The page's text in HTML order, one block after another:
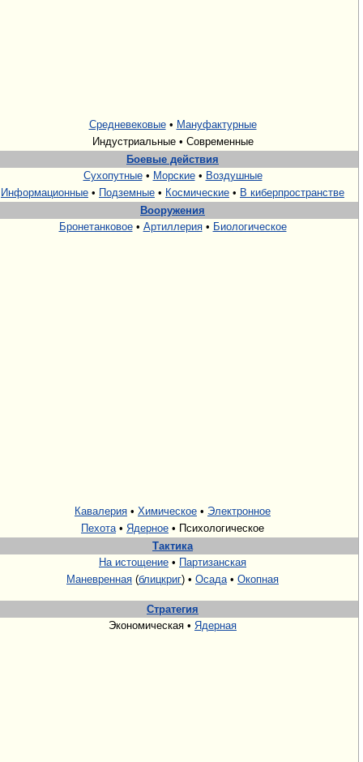
Средневековые• Мануфактурные
Индустриальные • Современные
Боевые действия
Сухопутные• Морские• Воздушные
Информационные • Подземные • Космические • В киберпространстве
Вооружения
Бронетанковое• Артиллерия• Биологическое
Кавалерия • Химическое • Электронное
Пехота• Ядерное • Психологическое
Тактика
На истощение •
Партизанская
Маневренная (блицкриг) • Осада• Окопная
Стратегия
Экономическая • Ядерная